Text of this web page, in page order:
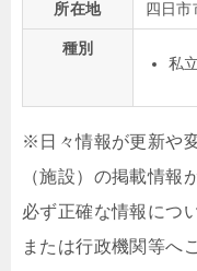
所在地 四日市
種別
私
※日々情報が更新や
（施設）の掲載情報
必ず正確な情報につ
または行政機関等へ